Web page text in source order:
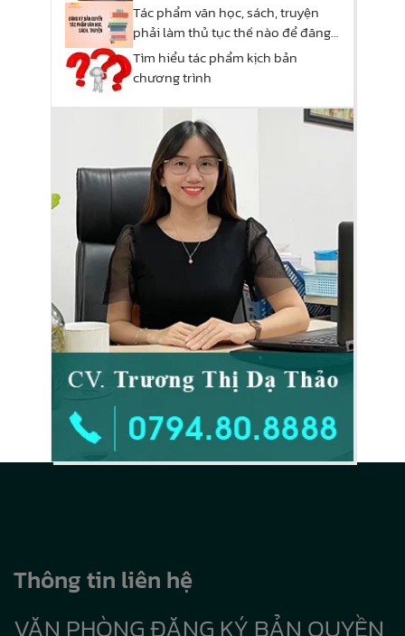
Tác phẩm văn học, sách, truyện
phải làm thủ tục thế nào để đăng
ký quyền tác giả?
Tìm hiểu tác phẩm kịch bản
chương trình
Thông tin liên hệ
VĂN PHÒNG ĐĂNG KÝ BẢN QUYỀN